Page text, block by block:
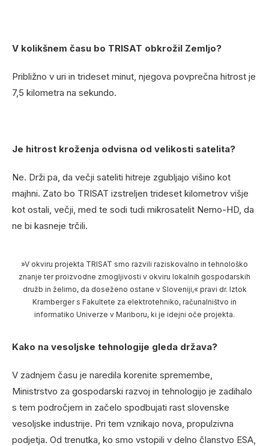
V kolikšnem času bo TRISAT obkrožil Zemljo?
Približno v uri in trideset minut, njegova povprečna hitrost je
7,5 kilometra na sekundo.
Je hitrost kroženja odvisna od velikosti satelita?
Ne. Drži pa, da večji sateliti hitreje zgubljajo višino kot
majhni. Zato bo TRISAT izstreljen trideset kilometrov višje
kot ostali, večji, med te sodi tudi mikrosatelit Nemo-HD, da
ne bi kasneje trčili.
»V okviru projekta TRISAT smo razvili raziskovalno in tehnološko
znanje ter proizvodne zmogljivosti v okviru lokalnih gospodarskih
družb in želimo, da doseženo ostane v Sloveniji,« pravi dr. Iztok
Kramberger s Fakultete za elektrotehniko, računalništvo in
informatiko Univerze v Mariboru, ki je idejni oče projekta.
Kako na vesoljske tehnologije gleda država?
V zadnjem času je naredila korenite spremembe,
Ministrstvo za gospodarski razvoj in tehnologijo je zadihalo
s tem področjem in začelo spodbujati rast slovenske
vesoljske industrije. Pri tem vznikajo nova, propulzivna
podjetja. Od trenutka, ko smo vstopili v delno članstvo ESA,